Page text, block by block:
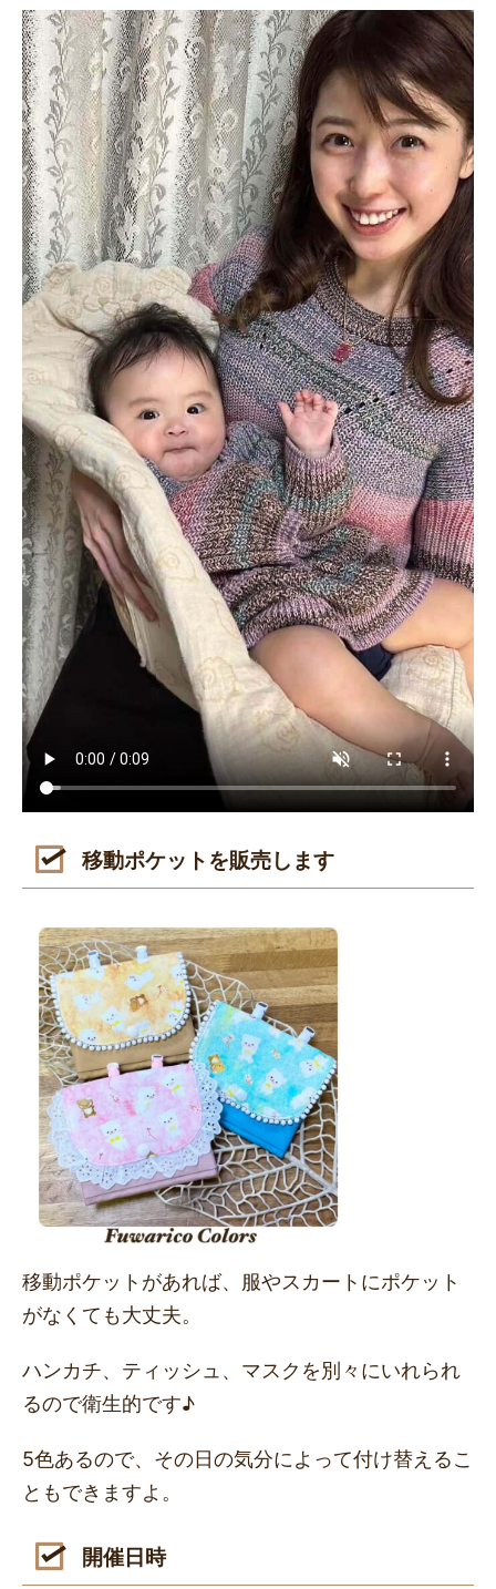
移動ポケットを販売します
移動ポケットがあれば、服やスカートにポケット
がなくても大丈夫。
ハンカチ、ティッシュ、マスクを別々にいれられ
るので衛生的です♪
5色あるので、その日の気分によって付け替えるこ
ともできますよ。
開催日時